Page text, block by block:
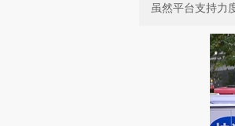
虽然平台支持力